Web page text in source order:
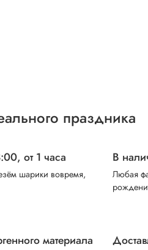
праздника
от 1 часа
шарики вовремя,
В
Любая
материала